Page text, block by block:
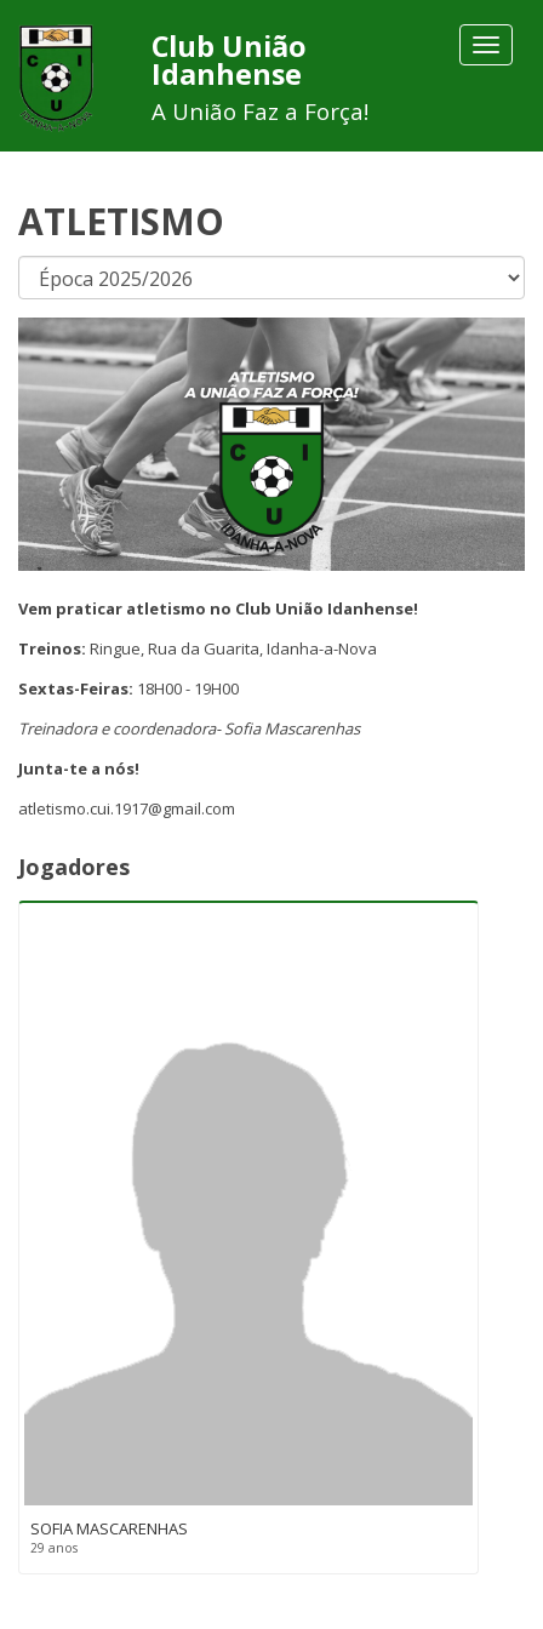
Toggle
Club União
Idanhense
A União Faz a Força!
ATLETISMO
Vem praticar atletismo no Club União Idanhense!
Treinos: Ringue, Rua da Guarita, Idanha-a-Nova
Sextas-Feiras: 18H00 - 19H00
Treinadora e coordenadora- Sofia Mascarenhas
Junta-te a nós!
atletismo.cui.1917@gmail.com
Jogadores
SOFIA MASCARENHAS
29 anos